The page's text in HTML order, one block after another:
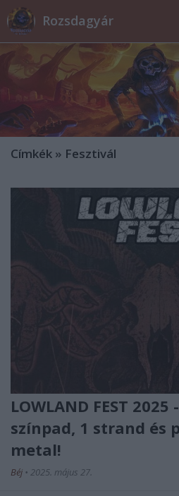
Rozsdagyár
Címkék » Fesztivál
LOWLAND FEST 2025
színpad, 1 strand és
metal!
Béj • 2025. május 27.